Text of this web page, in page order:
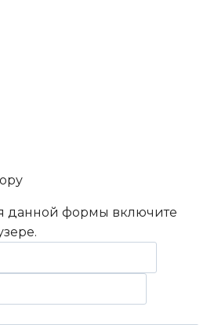
данной формы включите